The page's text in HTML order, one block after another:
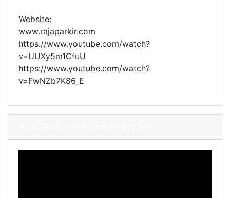
Website:
www.rajaparkir.com
https://www.youtube.com/watch?
v=UUXy5m1CfuU
https://www.youtube.com/watch?
v=FwNZb7K86_E